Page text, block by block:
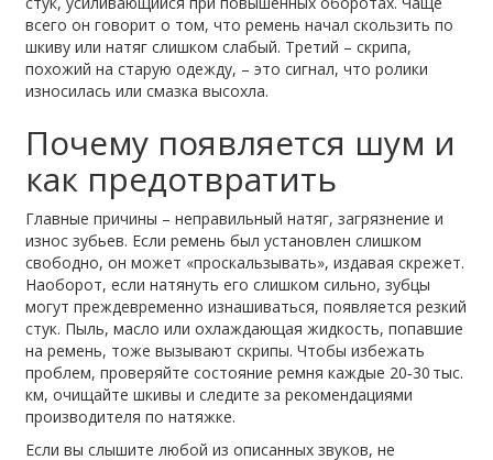
всего он говорит о том, что ремень начал скользить по
шкиву или натяг слишком слабый. Третий – скрипа,
похожий на старую одежду, – это сигнал, что ролики
износилась или смазка высохла.
Почему появляется шум и
как предотвратить
Главные причины – неправильный натяг, загрязнение и
износ зубьев. Если ремень был установлен слишком
свободно, он может «проскальзывать», издавая скрежет.
Наоборот, если натянуть его слишком сильно, зубцы
могут преждевременно изнашиваться, появляется резкий
стук. Пыль, масло или охлаждающая жидкость, попавшие
на ремень, тоже вызывают скрипы. Чтобы избежать
проблем, проверяйте состояние ремня каждые 20‑30 тыс.
км, очищайте шкивы и следите за рекомендациями
производителя по натяжке.
Если вы слышите любой из описанных звуков, не